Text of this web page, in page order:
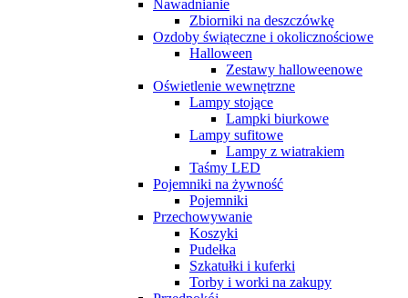
Nawadnianie
Zbiorniki na deszczówkę
Ozdoby świąteczne i okolicznościowe
Halloween
Zestawy halloweenowe
Oświetlenie wewnętrzne
Lampy stojące
Lampki biurkowe
Lampy sufitowe
Lampy z wiatrakiem
Taśmy LED
Pojemniki na żywność
Pojemniki
Przechowywanie
Koszyki
Pudełka
Szkatułki i kuferki
Torby i worki na zakupy